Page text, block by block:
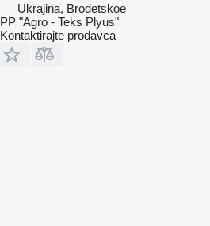
Ukrajina, Brodetskoe
PP "Agro - Teks Plyus"
Kontaktirajte prodavca